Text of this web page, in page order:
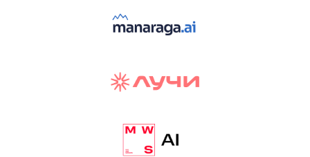
к построению бизнеса и созданию технологий под
Доклады, дискуссия и битва AI-агентов — 25 июня
ТРЕК «AI-NATIVE»
И БИТВА АГЕНТОВ